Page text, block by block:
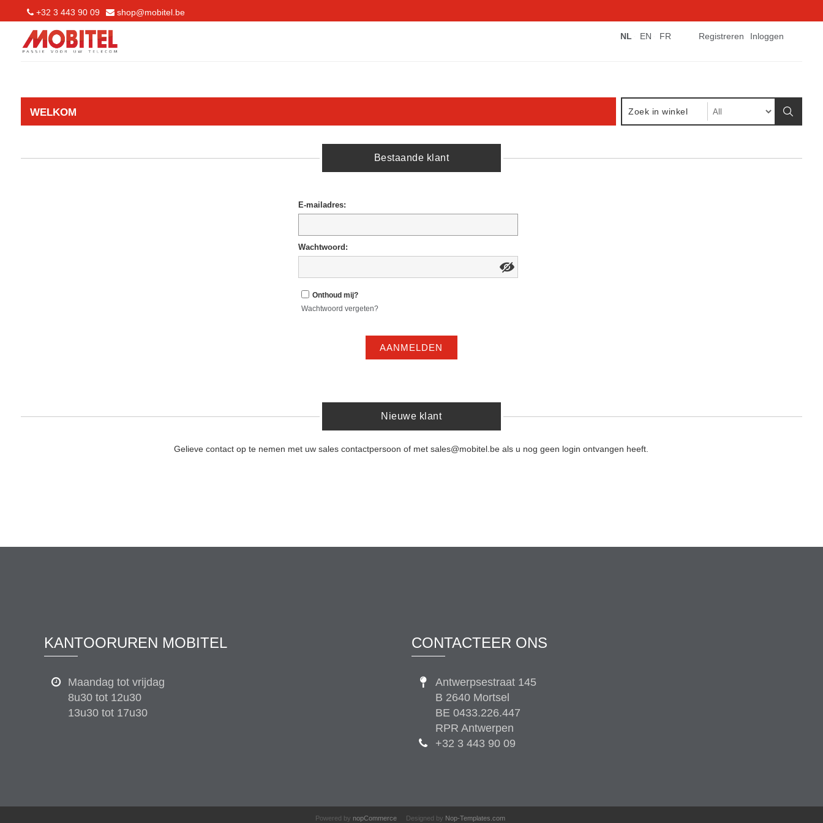
+32 3 443 90 09 shop@mobitel.be
Registreren Inloggen
NL EN FR
WELKOM
Bestaande klant
E-mailadres:
Wachtwoord:
Onthoud mij?
Wachtwoord vergeten?
AANMELDEN
Nieuwe klant
Gelieve contact op te nemen met uw sales contactpersoon of met sales@mobitel.be als u nog geen login ontvangen heeft.
KANTOORUREN MOBITEL
Maandag tot vrijdag
8u30 tot 12u30
13u30 tot 17u30
CONTACTEER ONS
Antwerpsestraat 145
B 2640 Mortsel
BE 0433.226.447
RPR Antwerpen
+32 3 443 90 09
Powered by nopCommerce Designed by Nop-Templates.com